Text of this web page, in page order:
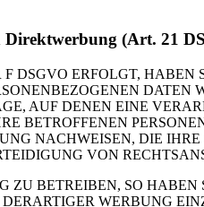
Direktwerbung (Art. 21
ERFOLGT, HABEN
AUF DENEN EINE
BETROFFENEN
NACHWEISEN, DIE
VON
BETREIBEN, SO HABEN
WERBUNG